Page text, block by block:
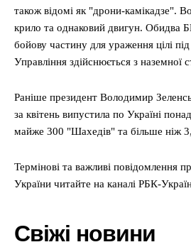
також відомі як "дрони-камікадзе".
крило та однаковий двигун. Обидва
бойову частину для ураження цілі під
Управління здійснюється з наземної
Раніше президент Володимир
за квітень випустила по Україні
майже 300 "Шахедів" та більше ніж
Термінові та важливі повідомлення
України читайте на каналі РБК-
Свіжі новини